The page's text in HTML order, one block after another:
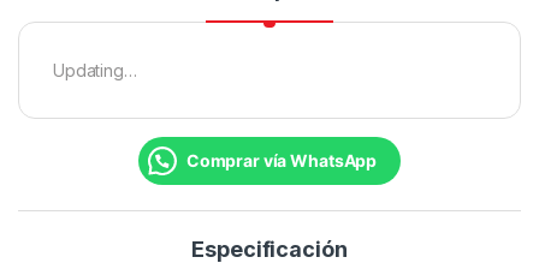
Updating…
Comprar vía WhatsApp
Especificación